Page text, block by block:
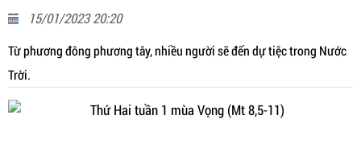
15/01/2023 20:20
Từ phương đông phương tây, nhiều người sẽ đến dự tiệc trong Nước
Trời.